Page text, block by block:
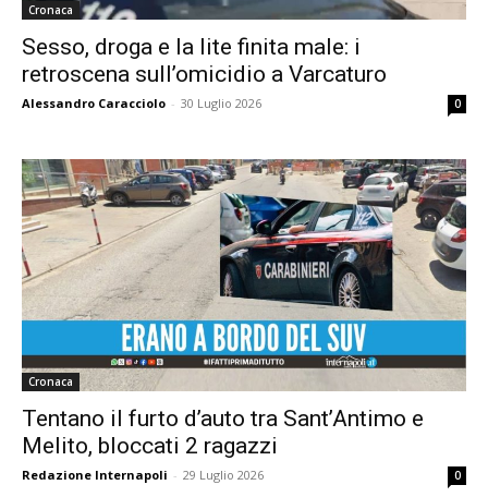
Cronaca
Sesso, droga e la lite finita male: i
retroscena sull’omicidio a Varcaturo
Alessandro Caracciolo - 30 Luglio 2026 0
Cronaca
Tentano il furto d’auto tra Sant’Antimo e
Melito, bloccati 2 ragazzi
Redazione Internapoli - 29 Luglio 2026 0